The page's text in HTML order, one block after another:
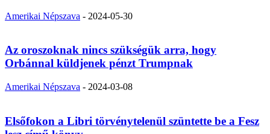
Amerikai Népszava - 2024-05-30
Az oroszoknak nincs szükségük arra, hogy
Orbánnal küldjenek pénzt Trumpnak
Amerikai Népszava - 2024-03-08
Elsőfokon a Libri törvénytelenül szüntette be a Fesz